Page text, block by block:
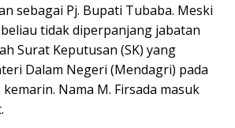
sebagai Pj. Bupati Tubaba. Meski
tidak diperpanjang jabatan
Surat Keputusan (SK) yang
Dalam Negeri (Mendagri) pada
kemarin. Nama M. Firsada masuk